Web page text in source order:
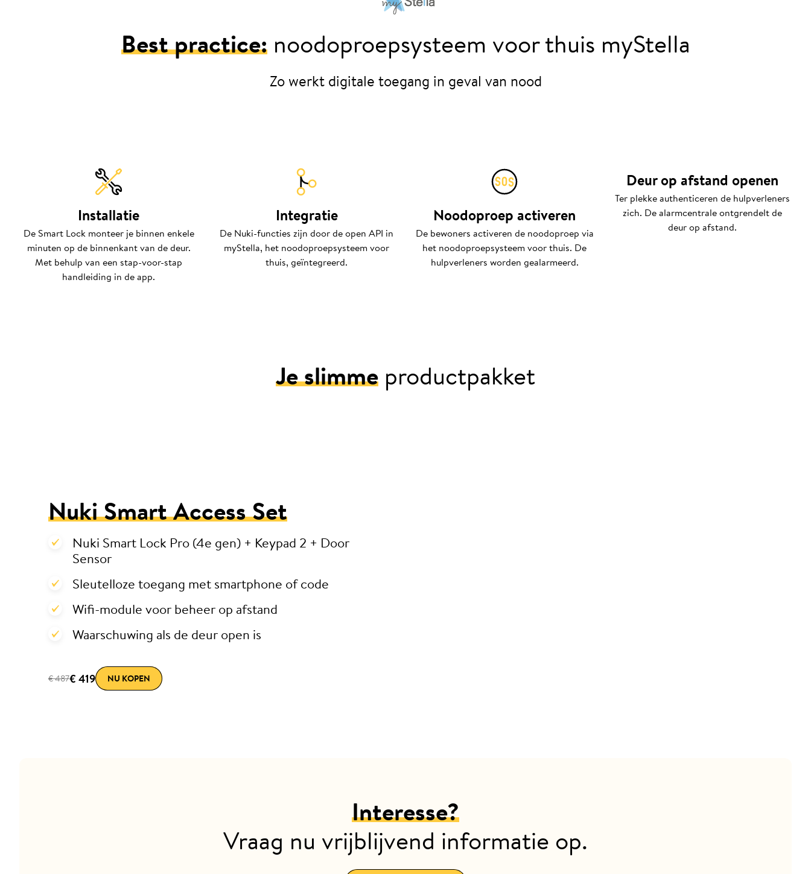
Best practice:noodoproepsysteem voor thuis myStella
Zo werkt digitale toegang in geval van nood
Installatie
De Smart Lock monteer je binnen enkele
minuten op de binnenkant van de deur.
Met behulp van een stap-voor-stap
handleiding in de app.
Integratie
De Nuki-functies zijn door de open API in
myStella, het noodoproepsysteem voor
thuis, geïntegreerd.
Noodoproep activeren
De bewoners activeren de noodoproep via
het noodoproepsysteem voor thuis. De
hulpverleners worden gealarmeerd.
Deur op afstand openen
Ter plekke authenticeren de hulpverleners
zich. De alarmcentrale ontgrendelt de
deur op afstand.
Je slimme productpakket
Nuki Smart Access Set
Nuki Smart Lock Pro (4e gen) + Keypad 2 + Door
Sensor
Sleutelloze toegang met smartphone of code
Wifi-module voor beheer op afstand
Waarschuwing als de deur open is
€ 487€ 419 NU KOPEN
Interesse?
Vraag nu vrijblijvend informatie op.